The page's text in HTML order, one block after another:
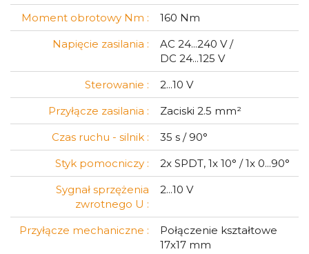
Moment obrotowy Nm :
160 Nm
Napięcie zasilania :
AC 24...240 V /
DC 24...125 V
Sterowanie :
2...10 V
Przyłącze zasilania :
Zaciski 2.5 mm²
Czas ruchu - silnik :
35 s / 90°
Styk pomocniczy :
2x SPDT, 1x 10° / 1x 0...90°
Sygnał sprzężenia
zwrotnego U :
2...10 V
Przyłącze mechaniczne :
Połączenie kształtowe
17x17 mm